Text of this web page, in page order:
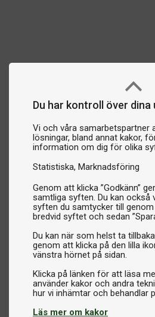
Du har kontroll över dina
Vi och våra samarbetspartner
lösningar, bland annat kakor,
information om dig för olika
Statistiska Marknadsföring
Genom att klicka ”Godkänn”
samtliga syften. Du kan också
syften du samtycker till
bredvid syftet och sedan
Du kan när som helst ta
genom att klicka på den lilla
vänstra hörnet på sidan.
Klicka på länken för att läsa
använder kakor och andra
Läs mer om kakor